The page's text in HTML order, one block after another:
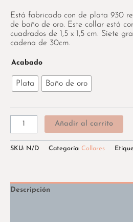
Está fabricado con de plata 930
de baño de oro. Este collar está
cuadrados de 1,5 x 1,5 cm. Siete
cadena de 30cm.
Acabado
Plata Baño de oro
Añadir al carrito
SKU: N/D Categoría: Collares
Descripción